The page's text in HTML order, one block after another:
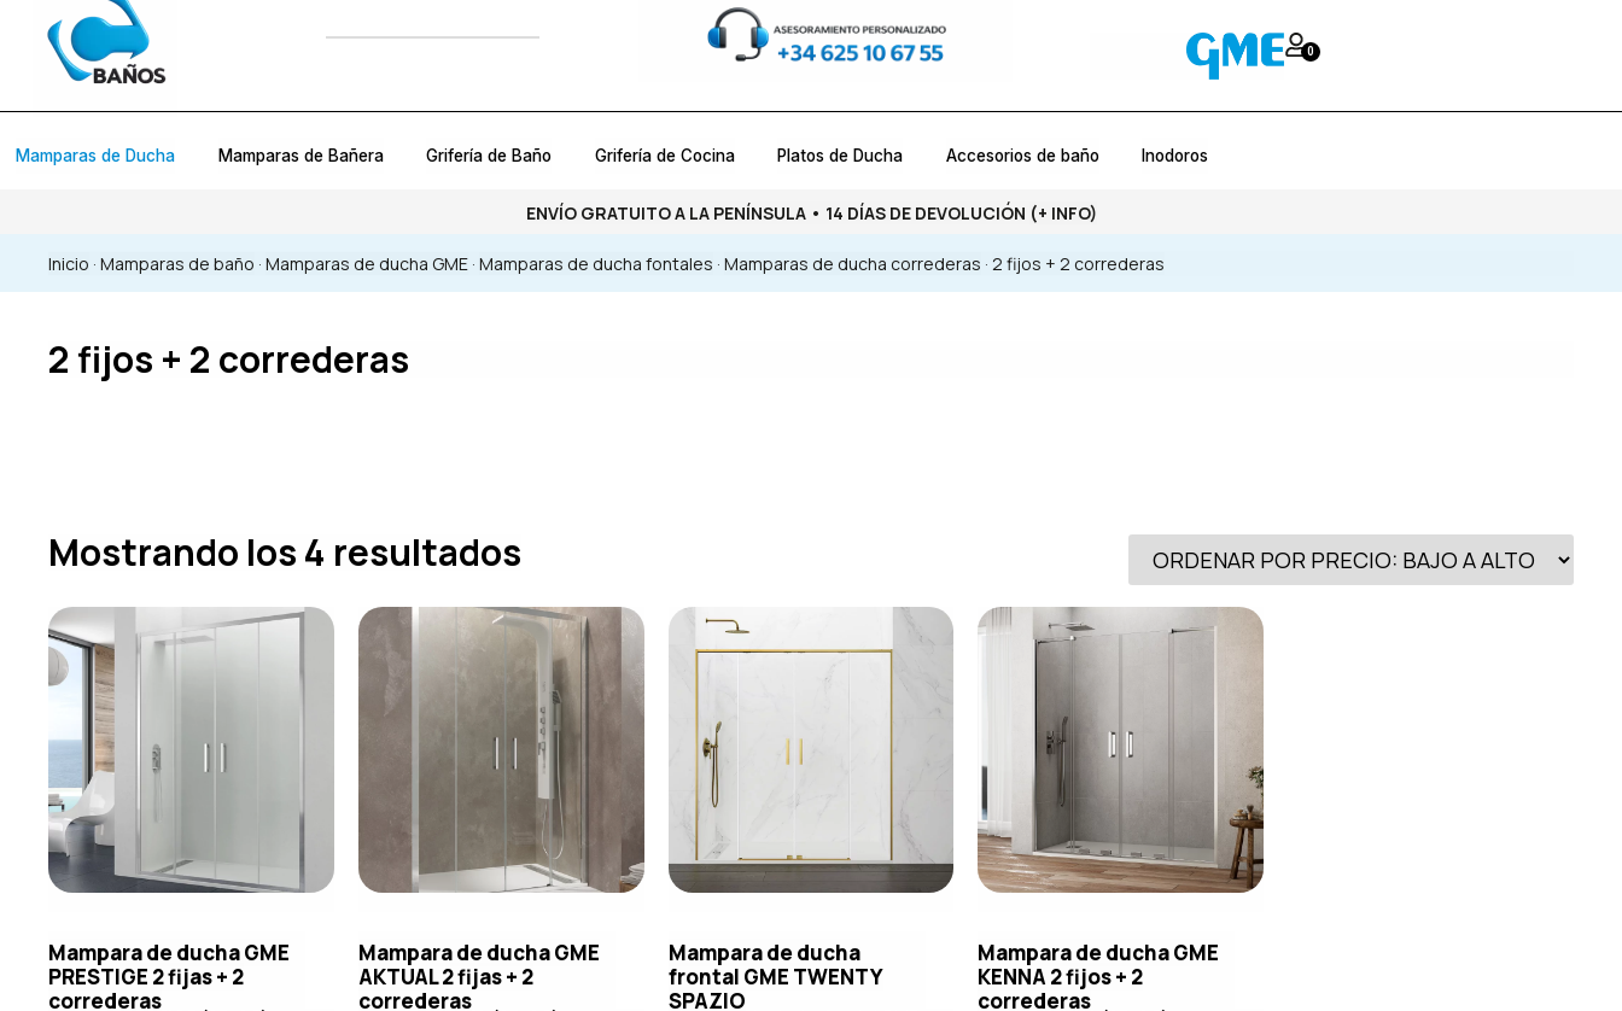
0
Mamparas de Ducha Mamparas de Bañera Grifería de Baño Grifería de Cocina Platos de Ducha Accesorios de baño Inodoros
ENVÍO GRATUITO A LA PENÍNSULA • 14 DÍAS DE DEVOLUCIÓN (+ INFO)
Inicio ·Mamparas de baño ·Mamparas de ducha GME ·Mamparas de ducha fontales ·Mamparas de ducha correderas ·2 fijos + 2 correderas
2 fijos + 2 correderas
Mostrando los 4 resultados
Mampara de ducha GME
PRESTIGE 2 fijas + 2
correderas
Mampara de ducha GME
AKTUAL 2 fijas + 2
correderas
Mampara de ducha
frontal GME TWENTY
SPAZIO
Mampara de ducha GME
KENNA 2 fijos + 2
correderas